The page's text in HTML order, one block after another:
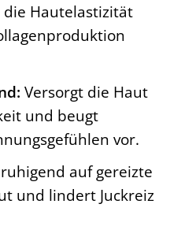
Hautelastizität
Versorgt die Haut
und beugt
vor.
auf gereizte
und lindert Juckreiz